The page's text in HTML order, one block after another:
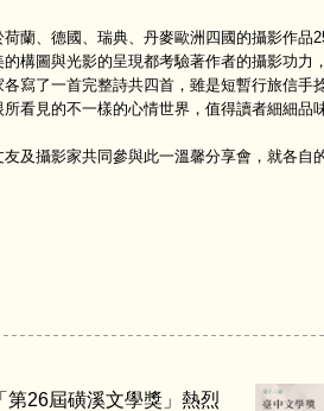
、德國、瑞典、丹麥歐洲四國的攝影作品
構圖與光影的呈現都考驗著作者的攝影功
寫了一首完整詩共四首，雖是短暫行旅信
看見的不一樣的心情世界，值得讀者細細品
攝影家共同參與此一溫馨分享會，就各自
「第26屆磺溪文學獎」熱烈